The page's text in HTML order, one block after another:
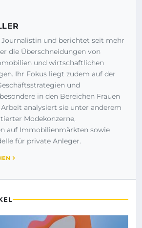
und berichtet seit mehr
die Überschneidungen von
und wirtschaftlichen
Ihr Fokus liegt zudem auf der
und
in den Bereichen Frauen
analysiert sie unter anderem
Modekonzerne,
auf Immobilienmärkten sowie
für private Anleger.